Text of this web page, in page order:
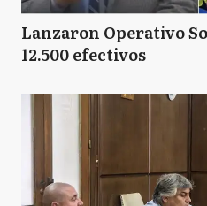
Lanzaron Operativo
12.500 efectivos